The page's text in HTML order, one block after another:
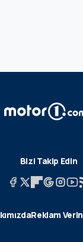
Bizi Takip Edin
Reklam Verin